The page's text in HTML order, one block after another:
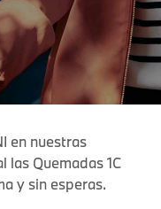
en nuestras
las Quemadas 1C
y sin esperas.